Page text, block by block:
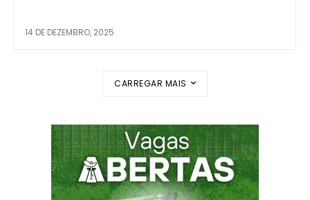
14 DE DEZEMBRO, 2025
CARREGAR MAIS